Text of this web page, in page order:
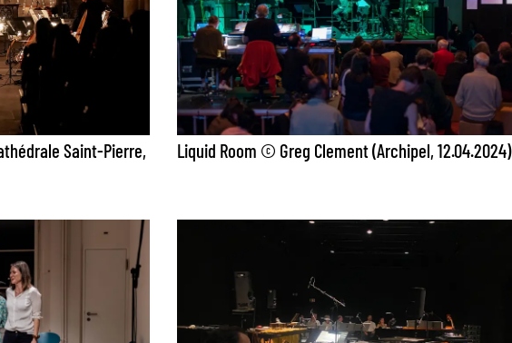
Saint-Pierre,
Liquid Room © Greg Clement (Archipel, 12.04.2024)